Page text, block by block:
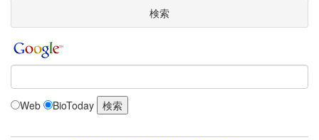
検索
Web BioToday